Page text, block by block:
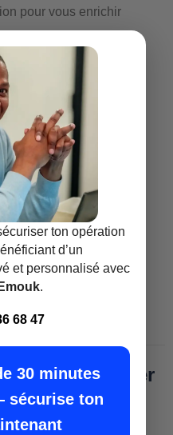
pour vous enrichir
de promotion
immobilier
ton opération
d’un
et personnalisé avec
.
68 47
30 minutes
sécurise ton